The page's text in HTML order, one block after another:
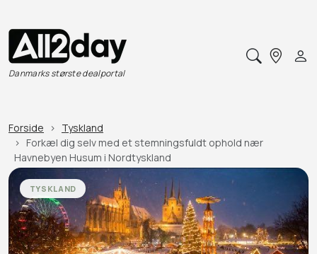
Danmarks største dealportal
Forside
Tyskland
Forkæl dig selv med et stemningsfuldt ophold nær
Havnebyen Husum i Nordtyskland
TYSKLAND